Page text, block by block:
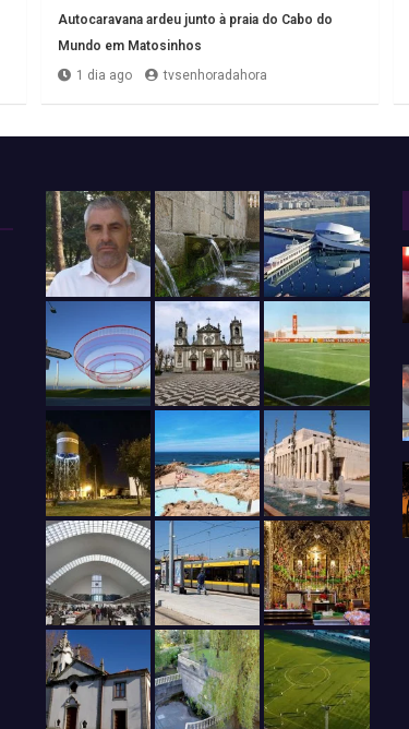
Autocaravana ardeu junto à praia do Cabo do
Mundo em Matosinhos
1 dia ago
tvsenhoradahora